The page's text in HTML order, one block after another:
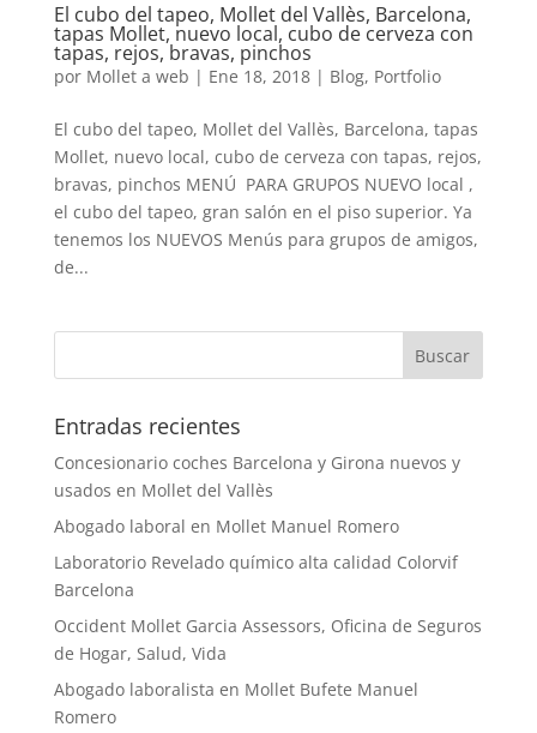
El cubo del tapeo, Mollet del Vallès, Barcelona,
tapas Mollet, nuevo local, cubo de cerveza con
tapas, rejos, bravas, pinchos
por Mollet a web | Ene 18, 2018| Blog, Portfolio
El cubo del tapeo, Mollet del Vallès, Barcelona, tapas
Mollet, nuevo local, cubo de cerveza con tapas, rejos,
bravas, pinchos MENÚ PARA GRUPOS NUEVO local ,
el cubo del tapeo, gran salón en el piso superior. Ya
tenemos los NUEVOS Menús para grupos de amigos,
de...
Entradas recientes
Concesionario coches Barcelona y Girona nuevos y
usados en Mollet del Vallès
Abogado laboral en Mollet Manuel Romero
Laboratorio Revelado químico alta calidad Colorvif
Barcelona
Occident Mollet Garcia Assessors, Oficina de Seguros
de Hogar, Salud, Vida
Abogado laboralista en Mollet Bufete Manuel
Romero